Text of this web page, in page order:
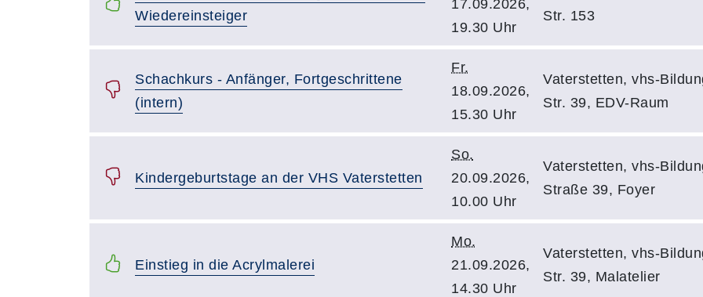
Wiedereinsteiger
17.09.2026,
19.30 Uhr
Str. 153
Schachkurs - Anfänger, Fortgeschrittene
(intern)
Fr.
18.09.2026,
15.30 Uhr
Vaterstetten, vhs-
Str. 39, EDV-Raum
Kindergeburtstage an der VHS Vaterstetten
So.
20.09.2026,
10.00 Uhr
Vaterstetten, vhs-
Straße 39, Foyer
Einstieg in die Acrylmalerei
Mo.
21.09.2026,
14.30 Uhr
Vaterstetten, vhs-
Str. 39, Malatelier